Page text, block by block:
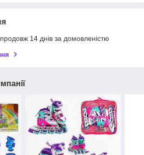
14 днів за домовленістю